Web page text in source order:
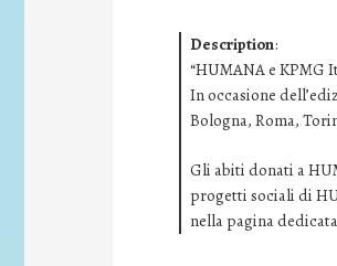
Description:
“HUMANA e KPMG
In occasione
Bologna, Roma,
Gli abiti donati a
progetti sociali di
nella pagina